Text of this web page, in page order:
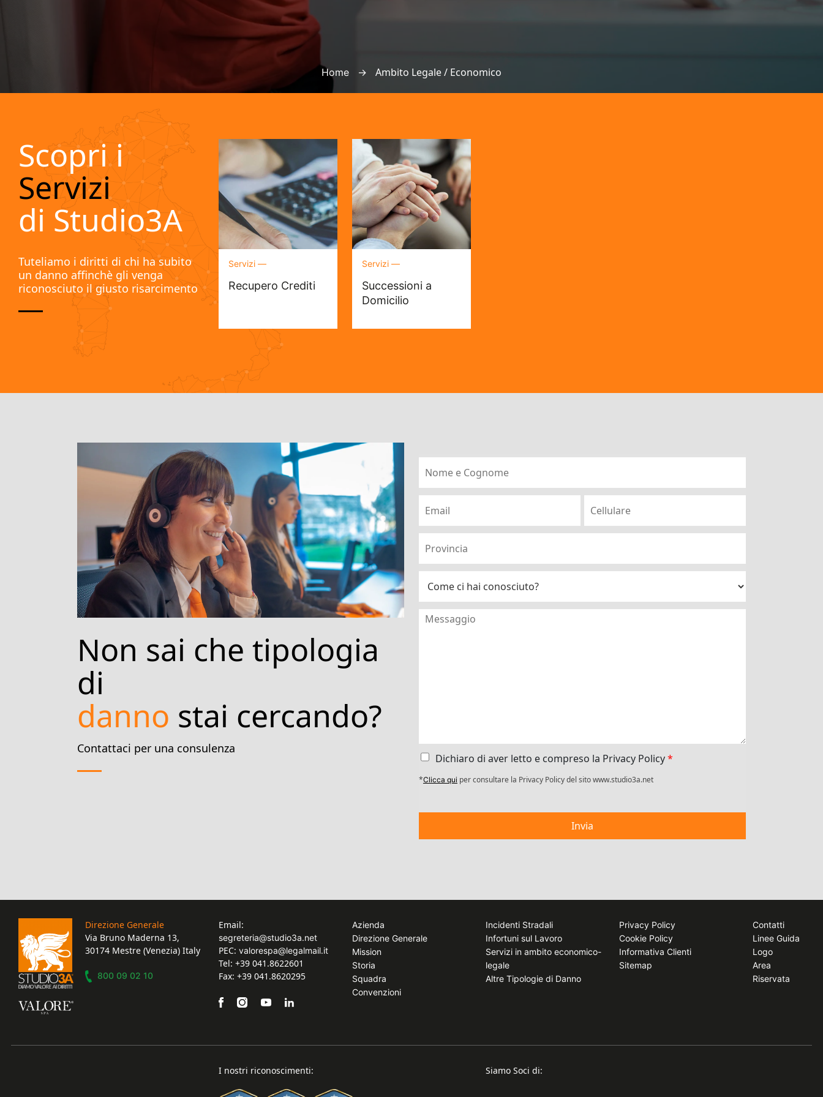
Home → Ambito Legale / Economico
Scopri i
Servizi
di Studio3A
Tuteliamo i diritti di chi ha subito
un danno affinchè gli venga
riconosciuto il giusto risarcimento
Servizi —
Recupero Crediti
Servizi —
Successioni a
Domicilio
Non sai che tipologia
di
danno stai cercando?
Contattaci per una consulenza
Dichiaro di aver letto e compreso la Privacy Policy*
*Clicca qui per consultare la Privacy Policy del sito www.studio3a.net
Invia
Direzione Generale
Via Bruno Maderna 13,
30174 Mestre (Venezia) Italy
800 09 02 10
Email:
segreteria@studio3a.net
PEC: valorespa@legalmail.it
Tel: +39 041.8622601
Fax: +39 041.8620295
Azienda
Direzione Generale
Mission
Storia
Squadra
Convenzioni
Incidenti Stradali
Infortuni sul Lavoro
Servizi in ambito economico-
legale
Altre Tipologie di Danno
Privacy Policy
Cookie Policy
Informativa Clienti
Sitemap
Contatti
Linee Guida
Logo
Area
Riservata
I nostri riconoscimenti: Siamo Soci di: